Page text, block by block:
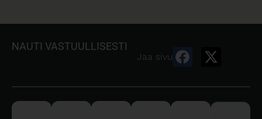
NAUTI VASTUULLISESTI
Jaa sivu